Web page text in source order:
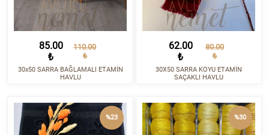
85.00
₺
110.00
₺
30x50 SARRA BAĞLAMALI ETAMİN
HAVLU
62.00
₺
80.00
₺
30X50 SARRA KOYU ETAMİN
SAÇAKLI HAVLU
%23 %30